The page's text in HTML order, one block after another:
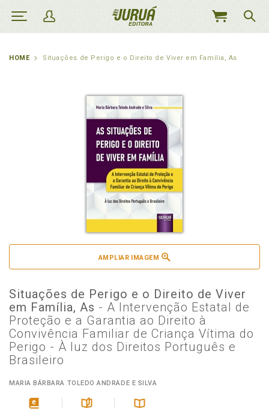
MEU
HOME Situações de Perigo e o Direito de Viver em Família, As
AMPLIAR IMAGEM
Situações de Perigo e o Direito de Viver
em Família, As - A Intervenção Estatal de
Proteção e a Garantia ao Direito à
Convivência Familiar de Criança Vítima do
Perigo - À luz dos Direitos Português e
Brasileiro
MARIA BÁRBARA TOLEDO ANDRADE E SILVA